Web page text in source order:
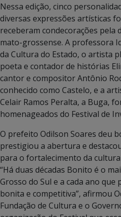
Nessa edição, cinco
diversas expressões artísticas
receberam condecorações pela
mato-grossense. A professora
da Cultura do Estado, o artista
poeta e contador de histórias
cantor e compositor Antônio
conhecido como Castelo, e a
Celair Ramos Peralta, a Buga,
homenageados do Festival de
O prefeito Odilson Soares deu
prestigiou a abertura e
para o fortalecimento da
“Há duas décadas Bonito é o
Grosso do Sul e a cada ano que
bonita e competitiva”, afirmou
Fundação de Cultura e o